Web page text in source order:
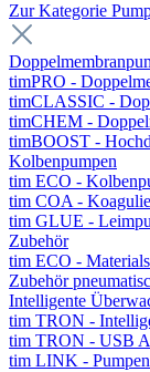
Zur Kategorie
timPRO -
timCLASSIC -
timCHEM -
timBOOST -
Kolbenpumpen
tim ECO -
tim COA -
tim GLUE -
Zubehör
tim ECO -
Zubehör
Intelligente
tim TRON -
tim TRON - USB
tim LINK -